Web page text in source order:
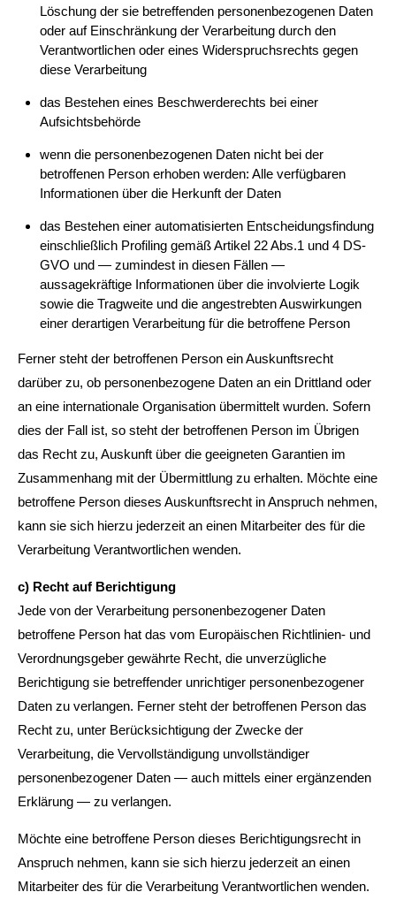
Löschung der sie betreffenden personenbezogenen Daten
oder auf Einschränkung der Verarbeitung durch den
Verantwortlichen oder eines Widerspruchsrechts gegen
diese Verarbeitung
das Bestehen eines Beschwerderechts bei einer
Aufsichtsbehörde
wenn die personenbezogenen Daten nicht bei der
betroffenen Person erhoben werden: Alle verfügbaren
Informationen über die Herkunft der Daten
das Bestehen einer automatisierten Entscheidungsfindung
einschließlich Profiling gemäß Artikel 22 Abs.1 und 4 DS-
GVO und — zumindest in diesen Fällen —
aussagekräftige Informationen über die involvierte Logik
sowie die Tragweite und die angestrebten Auswirkungen
einer derartigen Verarbeitung für die betroffene Person
Ferner steht der betroffenen Person ein Auskunftsrecht
darüber zu, ob personenbezogene Daten an ein Drittland oder
an eine internationale Organisation übermittelt wurden. Sofern
dies der Fall ist, so steht der betroffenen Person im Übrigen
das Recht zu, Auskunft über die geeigneten Garantien im
Zusammenhang mit der Übermittlung zu erhalten. Möchte eine
betroffene Person dieses Auskunftsrecht in Anspruch nehmen,
kann sie sich hierzu jederzeit an einen Mitarbeiter des für die
Verarbeitung Verantwortlichen wenden.
c) Recht auf Berichtigung
Jede von der Verarbeitung personenbezogener Daten
betroffene Person hat das vom Europäischen Richtlinien- und
Verordnungsgeber gewährte Recht, die unverzügliche
Berichtigung sie betreffender unrichtiger personenbezogener
Daten zu verlangen. Ferner steht der betroffenen Person das
Recht zu, unter Berücksichtigung der Zwecke der
Verarbeitung, die Vervollständigung unvollständiger
personenbezogener Daten — auch mittels einer ergänzenden
Erklärung — zu verlangen.
Möchte eine betroffene Person dieses Berichtigungsrecht in
Anspruch nehmen, kann sie sich hierzu jederzeit an einen
Mitarbeiter des für die Verarbeitung Verantwortlichen wenden.